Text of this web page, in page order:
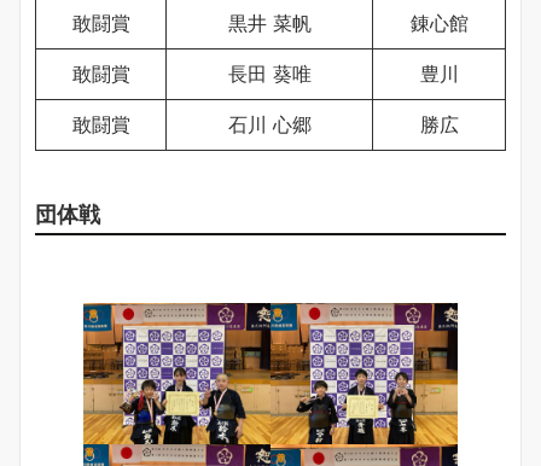
敢闘賞 黒井 菜帆 錬心館
敢闘賞 長田 葵唯 豊川
敢闘賞 石川 心郷 勝広
団体戦